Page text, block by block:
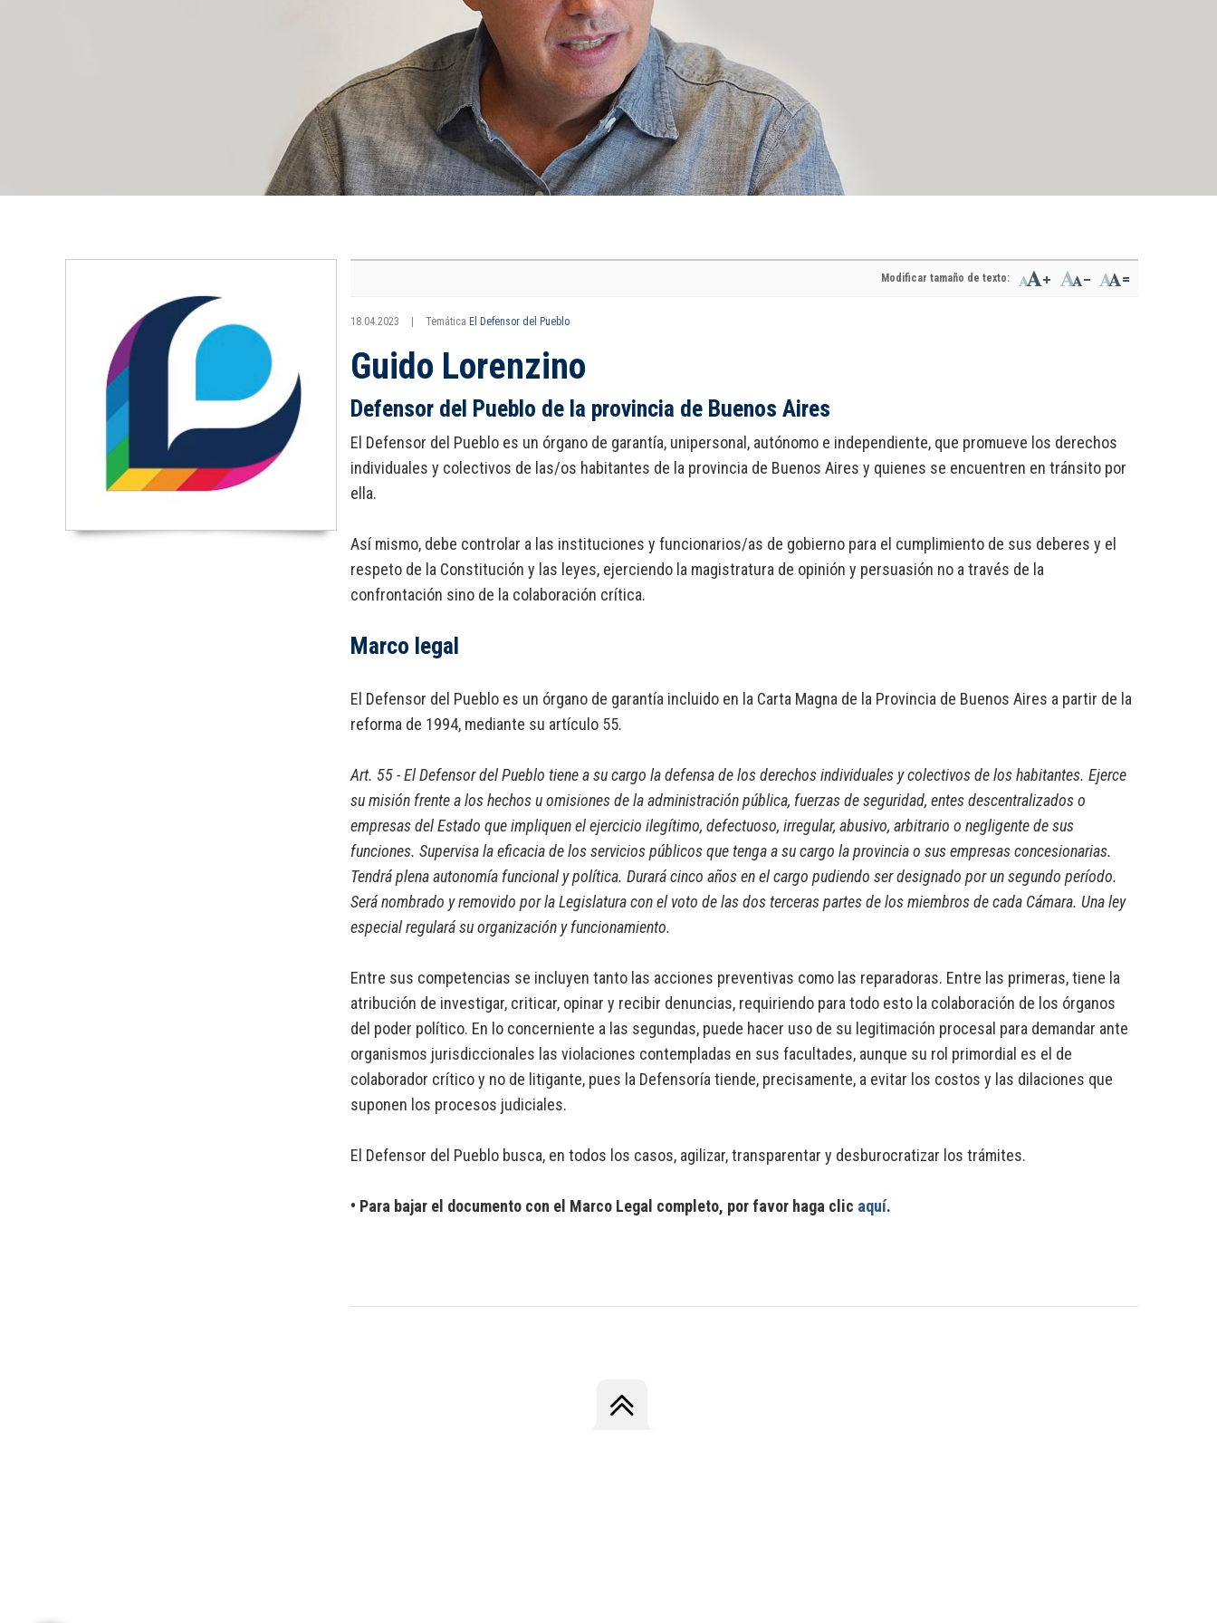
Modificar tamaño de texto:
18.04.2023 Temática El Defensor del Pueblo
Guido Lorenzino
Defensor del Pueblo de la provincia de Buenos Aires
El Defensor del Pueblo es un órgano de garantía, unipersonal, autónomo e independiente, que promueve los derechos
individuales y colectivos de las/os habitantes de la provincia de Buenos Aires y quienes se encuentren en tránsito por
ella.
Así mismo, debe controlar a las instituciones y funcionarios/as de gobierno para el cumplimiento de sus deberes y el
respeto de la Constitución y las leyes, ejerciendo la magistratura de opinión y persuasión no a través de la
confrontación sino de la colaboración crítica.
Marco legal
El Defensor del Pueblo es un órgano de garantía incluido en la Carta Magna de la Provincia de Buenos Aires a partir de la
reforma de 1994, mediante su artículo 55.
Art. 55 - El Defensor del Pueblo tiene a su cargo la defensa de los derechos individuales y colectivos de los habitantes. Ejerce
su misión frente a los hechos u omisiones de la administración pública, fuerzas de seguridad, entes descentralizados o
empresas del Estado que impliquen el ejercicio ilegítimo, defectuoso, irregular, abusivo, arbitrario o negligente de sus
funciones. Supervisa la eficacia de los servicios públicos que tenga a su cargo la provincia o sus empresas concesionarias.
Tendrá plena autonomía funcional y política. Durará cinco años en el cargo pudiendo ser designado por un segundo período.
Será nombrado y removido por la Legislatura con el voto de las dos terceras partes de los miembros de cada Cámara. Una ley
especial regulará su organización y funcionamiento.
Entre sus competencias se incluyen tanto las acciones preventivas como las reparadoras. Entre las primeras, tiene la
atribución de investigar, criticar, opinar y recibir denuncias, requiriendo para todo esto la colaboración de los órganos
del poder político. En lo concerniente a las segundas, puede hacer uso de su legitimación procesal para demandar ante
organismos jurisdiccionales las violaciones contempladas en sus facultades, aunque su rol primordial es el de
colaborador crítico y no de litigante, pues la Defensoría tiende, precisamente, a evitar los costos y las dilaciones que
suponen los procesos judiciales.
El Defensor del Pueblo busca, en todos los casos, agilizar, transparentar y desburocratizar los trámites.
• Para bajar el documento con el Marco Legal completo, por favor haga clic aquí.